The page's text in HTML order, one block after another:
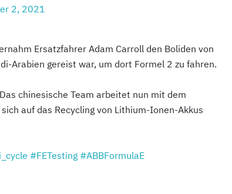
2, 2021
Ersatzfahrer Adam Carroll den Boliden von
Arabien gereist war, um dort Formel 2 zu fahren.
chinesische Team arbeitet nun mit dem
auf das Recycling von Lithium-Ionen-Akkus
#FETesting #ABBFormulaE